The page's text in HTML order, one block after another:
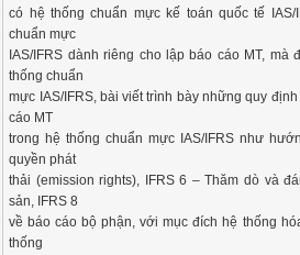
có hệ thống chuẩn mực kế toán quốc tế IAS/
chuẩn mực
IAS/IFRS dành riêng cho lập báo cáo MT,
thống chuẩn
mực IAS/IFRS, bài viết trình bày những quy
cáo MT
trong hệ thống chuẩn mực IAS/IFRS như
quyền phát
thải (emission rights), IFRS 6 – Thăm dò và
sản, IFRS 8
về báo cáo bộ phận, với mục đích hệ thống
thống